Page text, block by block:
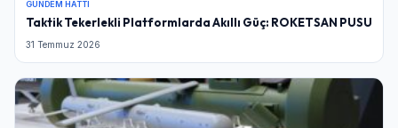
GÜNDEM HATTI
Taktik Tekerlekli Platformlarda Akıllı Güç: ROKETSAN PUSU
31 Temmuz 2026